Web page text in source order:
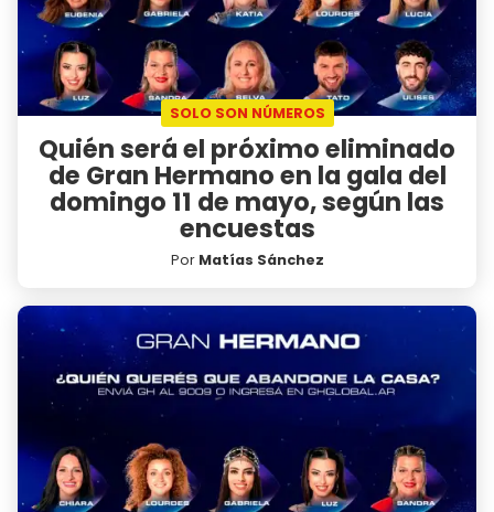
SOLO SON NÚMEROS
Quién será el próximo eliminado
de Gran Hermano en la gala del
domingo 11 de mayo, según las
encuestas
Por Matías Sánchez